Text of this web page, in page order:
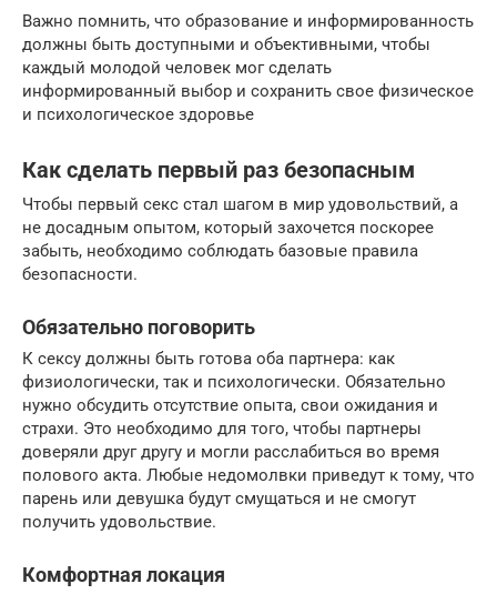
Важно помнить, что образование и информированность
должны быть доступными и объективными, чтобы
каждый молодой человек мог сделать
информированный выбор и сохранить свое физическое
и психологическое здоровье
Как сделать первый раз безопасным
Чтобы первый секс стал шагом в мир удовольствий, а
не досадным опытом, который захочется поскорее
забыть, необходимо соблюдать базовые правила
безопасности.
Обязательно поговорить
К сексу должны быть готова оба партнера: как
физиологически, так и психологически. Обязательно
нужно обсудить отсутствие опыта, свои ожидания и
страхи. Это необходимо для того, чтобы партнеры
доверяли друг другу и могли расслабиться во время
полового акта. Любые недомолвки приведут к тому, что
парень или девушка будут смущаться и не смогут
получить удовольствие.
Комфортная локация